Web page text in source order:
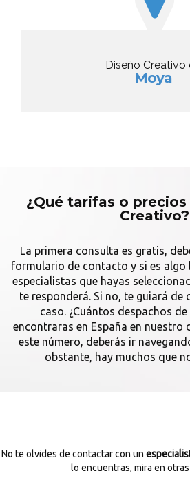
Diseño Creativo
Moya
¿Qué tarifas o
Creativo?
La primera consulta es gratis,
formulario de contacto y si es algo
especialistas que hayas
te responderá. Si no, te guiará de
caso. ¿Cuántos despachos
encontraras en España en nuestro
este número, deberás ir
obstante, hay muchos que
No te olvides de contactar con un
lo encuentras, mira en